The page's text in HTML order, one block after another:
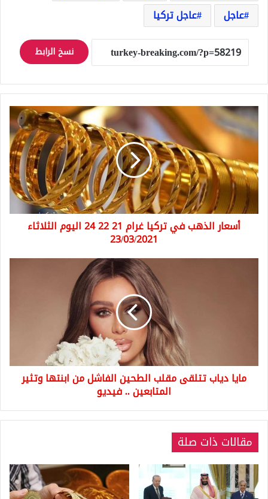
عاجل
عاجل تركيا
نسخ الرابط
أسعار
الذهب
في
غرام
21
22
اليوم
الثلاثاء
أسعار الذهب في تركيا غرام 21 22 24 اليوم الثلاثاء
23/03/2021
وتثير
المتابعين
مايا دياب تتلقى مقلب الطحين الفاشل من ابنتها وتثير
المتابعين .. فيديو
مقالات ذات صلة